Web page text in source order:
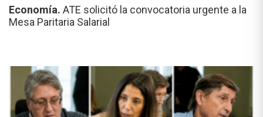
Economía. ATE solicitó la convocatoria urgente a la
Mesa Paritaria Salarial